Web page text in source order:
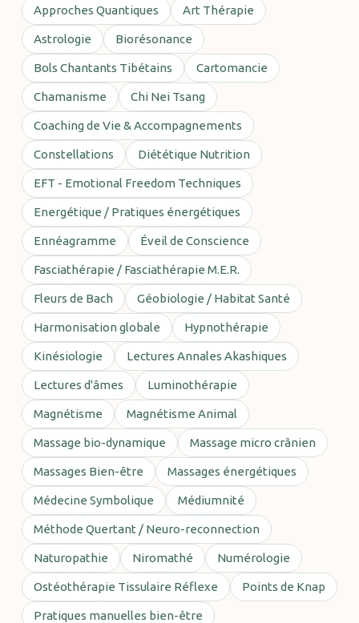
Approches Quantiques Art Thérapie
Astrologie Biorésonance
Bols Chantants Tibétains Cartomancie
Chamanisme Chi Nei Tsang
Coaching de Vie & Accompagnements
Constellations Diététique Nutrition
EFT - Emotional Freedom Techniques
Energétique / Pratiques énergétiques
Ennéagramme Éveil de Conscience
Fasciathérapie / Fasciathérapie M.E.R.
Fleurs de Bach Géobiologie / Habitat Santé
Harmonisation globale Hypnothérapie
Kinésiologie Lectures Annales Akashiques
Lectures d'âmes Luminothérapie
Magnétisme Magnétisme Animal
Massage bio-dynamique Massage micro crânien
Massages Bien-être Massages énergétiques
Médecine Symbolique Médiumnité
Méthode Quertant / Neuro-reconnection
Naturopathie Niromathé Numérologie
Ostéothérapie Tissulaire Réflexe Points de Knap
Pratiques manuelles bien-être